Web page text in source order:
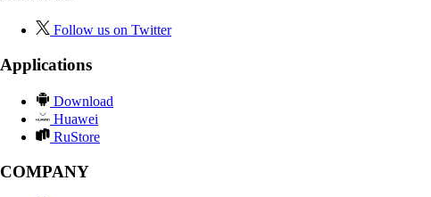
Follow us on Twitter
Applications
Download
Huawei
RuStore
COMPANY